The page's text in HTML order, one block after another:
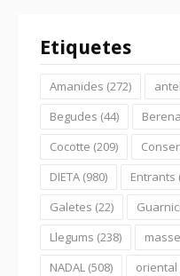
Etiquetes
Amanides (272)
Begudes (44)
Cocotte (209)
DIETA (980) Entrants
Galetes (22)
Llegums (238)
NADAL (508) oriental